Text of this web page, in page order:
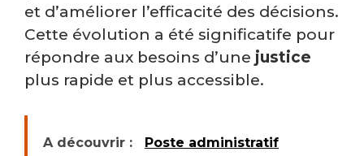
et d’améliorer l’efficacité des décisions.
Cette évolution a été significatife pour
répondre aux besoins d’une justice
plus rapide et plus accessible.
A découvrir :
Poste administratif